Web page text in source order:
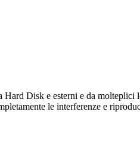
Disk e esterni e da molteplici
le interferenze e